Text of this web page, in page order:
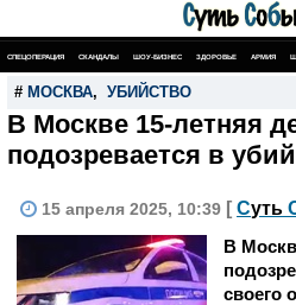
СПЕЦОПЕРАЦИЯ СКАНДАЛЫ ШОУ-БИЗНЕС ЗДОРОВЬЕ АРМИЯ
# МОСКВА, УБИЙСТВО
В Москве 15-летняя
подозревается в
15 апреля 2025, 10:39 [ Суть
В
своего